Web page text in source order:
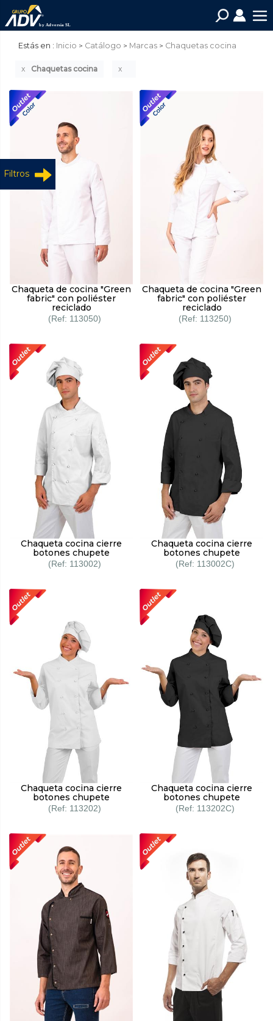
Estás en : Inicio Catálogo Marcas Chaquetas cocina
Filtros
Chaquetas cocina
Chaqueta de cocina "Green
fabric" con poliéster
reciclado
113050
Chaqueta de cocina "Green
fabric" con poliéster
reciclado
113250
Chaqueta cocina cierre
botones chupete
113002
Chaqueta cocina cierre
botones chupete
113002C
Chaqueta cocina cierre
botones chupete
113202
Chaqueta cocina cierre
botones chupete
113202C